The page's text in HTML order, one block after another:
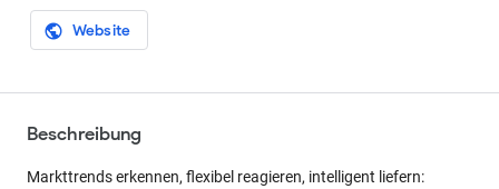
public Website
Beschreibung
Markttrends erkennen, flexibel reagieren, intelligent liefern: